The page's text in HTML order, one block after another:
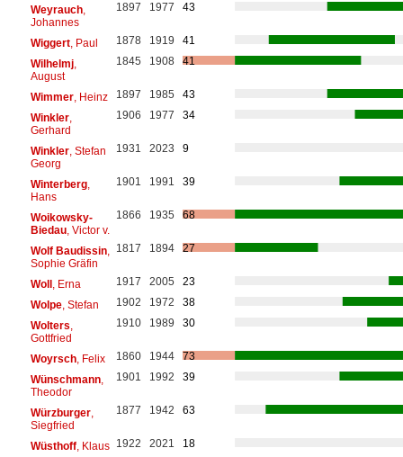
Weyrauch,
Johannes
1897 1977 43
Wiggert, Paul 1878 1919
41
Wilhelmj,
August
1845 1908 41
Wimmer, Heinz 1897 1985
43
Winkler,
Gerhard
1906 1977 34
Winkler, Stefan
Georg
1931 2023 9
Winterberg,
Hans
1901 1991 39
Woikowsky-
Biedau, Victor v.
1866 1935 68
Wolf Baudissin,
Sophie Gräfin
1817 1894 27
Woll , Erna 1917 2005
23
Wolpe, Stefan 1902 1972
38
Wolters,
Gottfried
1910 1989 30
Woyrsch, Felix 1860 1944
73
Wünschmann,
Theodor
1901 1992 39
Würzburger,
Siegfried
1877 1942 63
Wüsthoff, Klaus 1922 2021
18